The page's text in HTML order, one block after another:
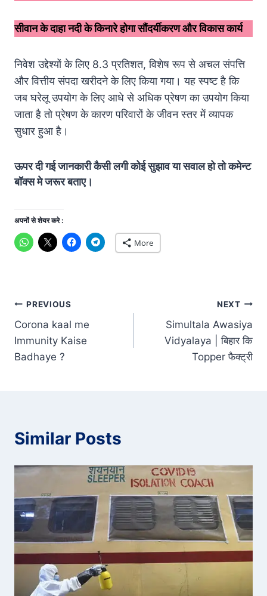
सीवान के दाहा नदी के किनारे होगा सौंदर्यीकरण और विकास कार्य
निवेश उद्देश्यों के लिए 8.3 प्रतिशत, विशेष रूप से अचल संपत्ति
और वित्तीय संपदा खरीदने के लिए किया गया। यह स्पष्ट है कि
जब घरेलू उपयोग के लिए आधे से अधिक प्रेषण का उपयोग किया
जाता है तो प्रेषण के कारण परिवारों के जीवन स्तर में व्यापक
सुधार हुआ है।
ऊपर दी गई जानकारी कैसी लगी कोई सुझाव या सवाल हो तो कमेन्ट
बॉक्स मे जरूर बताए।
अपनों से शेयर करे :
More
Post
navigation
PREVIOUS
Corona kaal me
Immunity Kaise
Badhaye ?
NEXT
Simultala Awasiya
Vidyalaya | बिहार कि
Topper फैक्ट्री
Similar Posts